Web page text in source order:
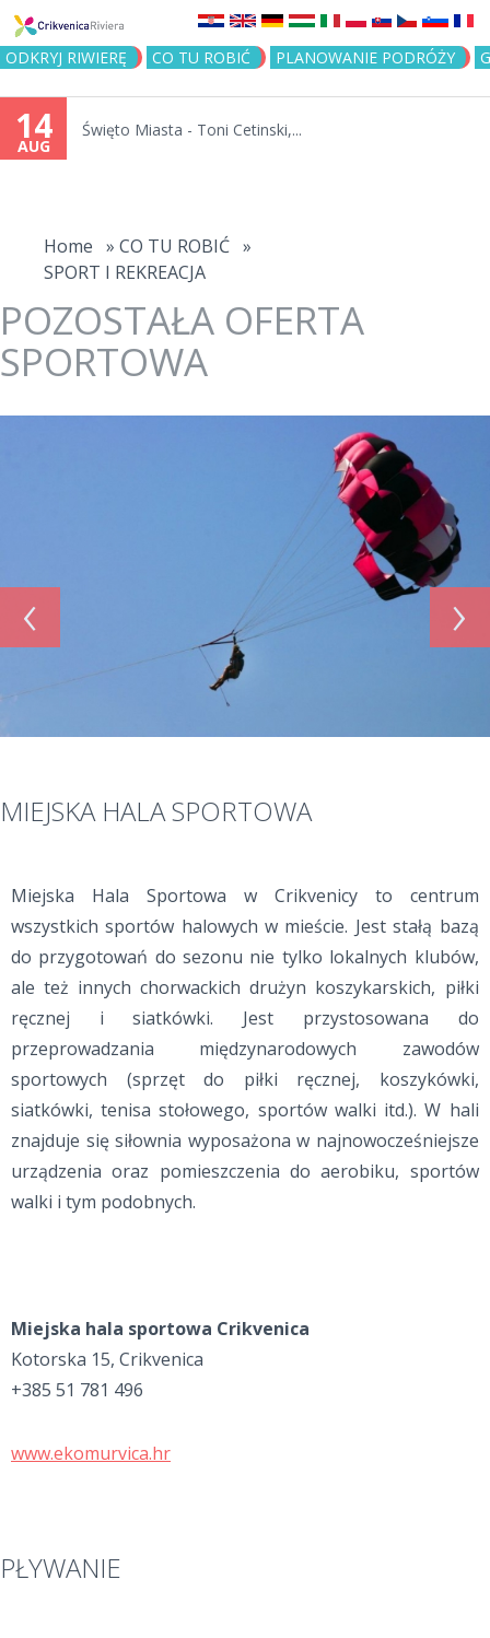
Jump to navigation
ODKRYJ RIWIERĘ CO TU ROBIĆ PLANOWANIE PODRÓŻY
14
AUG
Święto Miasta - Toni Cetinski,...
Home » CO TU ROBIĆ »
SPORT I REKREACJA
POZOSTAŁA OFERTA
SPORTOWA
‹ ›
MIEJSKA HALA SPORTOWA
Miejska Hala Sportowa w Crikvenicy to centrum
wszystkich sportów halowych w mieście. Jest stałą bazą
do przygotowań do sezonu nie tylko lokalnych klubów,
ale też innych chorwackich drużyn koszykarskich, piłki
ręcznej i siatkówki. Jest przystosowana do
przeprowadzania międzynarodowych zawodów
sportowych (sprzęt do piłki ręcznej, koszykówki,
siatkówki, tenisa stołowego, sportów walki itd.). W hali
znajduje się siłownia wyposażona w najnowocześniejsze
urządzenia oraz pomieszczenia do aerobiku, sportów
walki i tym podobnych.
Miejska hala sportowa Crikvenica
Kotorska 15, Crikvenica
+385 51 781 496
www.ekomurvica.hr
PŁYWANIE